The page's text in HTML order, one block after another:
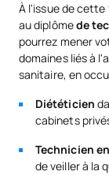
À l'issue de
au diplômede
pourrez mener
domaines liés à
sanitaire, en
Diététicien
cabinets
Technicien
de veiller à la